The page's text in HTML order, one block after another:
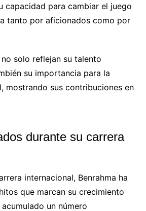
capacidad para cambiar el juego
tanto por aficionados como por
solo reflejan su talento
su importancia para la
mostrando sus contribuciones en
durante su carrera
internacional, Benrahma ha
que marcan su crecimiento
un número